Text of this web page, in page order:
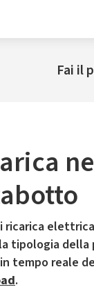
Fai il
tipologia della
tempo reale
.